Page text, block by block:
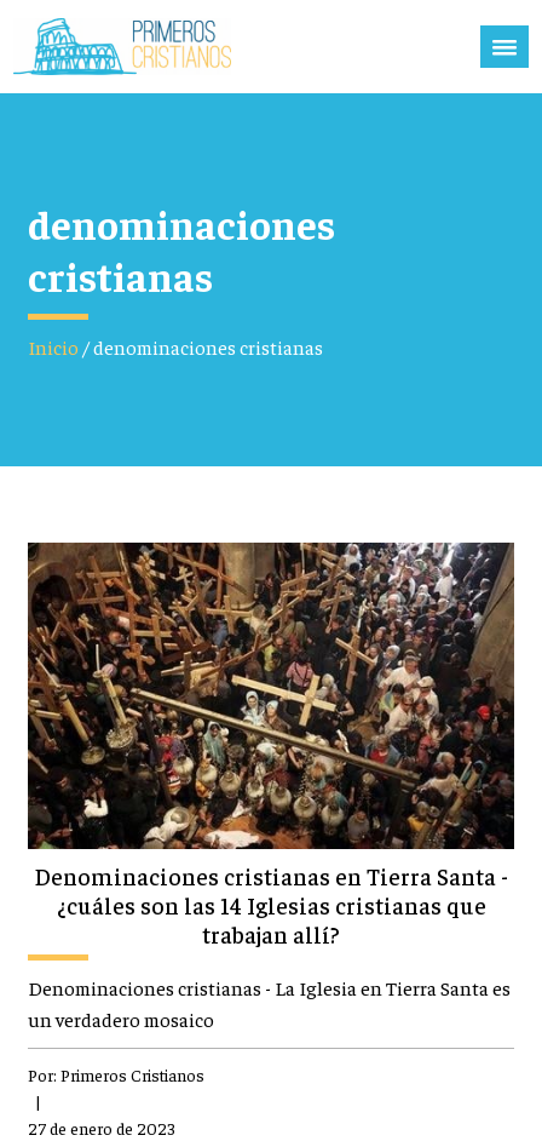
denominaciones
cristianas
Inicio /denominaciones cristianas
Denominaciones cristianas en Tierra Santa -
¿cuáles son las 14 Iglesias cristianas que
trabajan allí?
Denominaciones cristianas - La Iglesia en Tierra Santa es
un verdadero mosaico
Por: Primeros Cristianos
|
27 de enero de 2023